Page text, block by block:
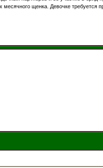
щенка. Девочке требуется